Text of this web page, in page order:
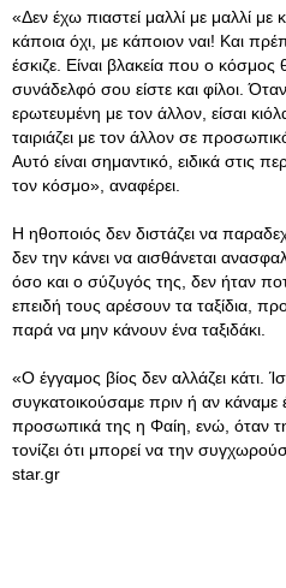
«Δεν έχω πιαστεί μαλλί με μαλλί
κάποια όχι, με κάποιον ναι! Και
έσκιζε. Είναι βλακεία που ο κόσμος
συνάδελφό σου είστε και φίλοι.
ερωτευμένη με τον άλλον, είσαι
ταιριάζει με τον άλλον σε
Αυτό είναι σημαντικό, ειδικά στις
τον κόσμο», αναφέρει.
Η ηθοποιός δεν διστάζει να
δεν την κάνει να αισθάνεται
όσο και ο σύζυγός της, δεν ήταν
επειδή τους αρέσουν τα ταξίδια,
παρά να μην κάνουν ένα ταξιδάκι.
«Ο έγγαμος βίος δεν αλλάζει κάτι.
συγκατοικούσαμε πριν ή αν κάναμε
προσωπικά της η Φαίη, ενώ, όταν
τονίζει ότι μπορεί να την
star.gr